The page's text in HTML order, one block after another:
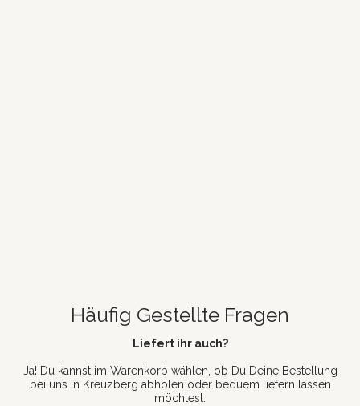
Häufig Gestellte Fragen
Liefert ihr auch?
Ja! Du kannst im Warenkorb wählen, ob Du Deine Bestellung
bei uns in Kreuzberg abholen oder bequem liefern lassen
möchtest.